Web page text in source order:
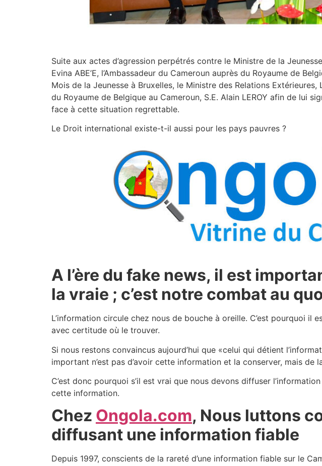
Suite aux actes d’agression perpétrés contre le Ministre de la
Evina ABE’E, l’Ambassadeur du Cameroun auprès du Royaume de
Mois de la Jeunesse à Bruxelles, le Ministre des Relations
du Royaume de Belgique au Cameroun, S.E. Alain LEROY afin de lui
face à cette situation regrettable.
Le Droit international existe-t-il aussi pour les pays pauvres ?
A l’ère du fake news, il est
la vraie ; c’est notre combat au
L’information circule chez nous de bouche à oreille. C’est pourquoi
avec certitude où le trouver.
Si nous restons convaincus aujourd’hui que «celui qui détient
important n’est pas d’avoir cette information et la conserver, mais
C’est donc pourquoi s’il est vrai que nous devons diffuser
cette information.
Chez Ongola.com, Nous luttons
diffusant une information fiable
Depuis 1997, conscients de la rareté d’une information fiable sur le